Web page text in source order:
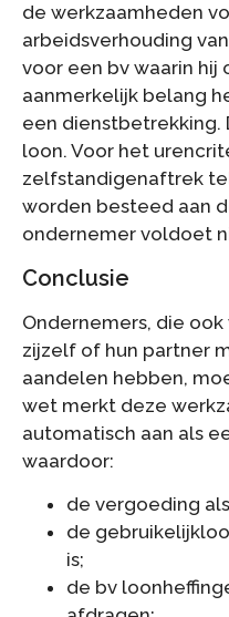
de werkzaamheden
arbeidsverhouding
voor een bv waarin hij
aanmerkelijk belang
een dienstbetrekking.
loon. Voor het
zelfstandigenaftrek
worden besteed aan
ondernemer voldoet
Conclusie
Ondernemers, die
zijzelf of hun partner
aandelen hebben,
wet merkt deze
automatisch aan als
waardoor:
de vergoeding
de
is;
de bv